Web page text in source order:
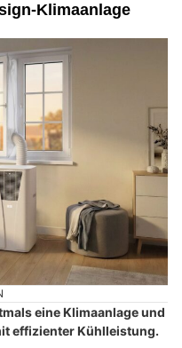
Klimaanlage
eine Klimaanlage und
effizienter Kühlleistung.